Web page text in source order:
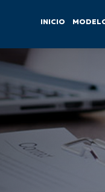
INICIO